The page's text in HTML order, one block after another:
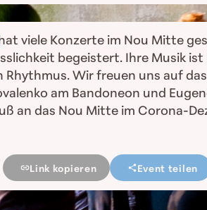
viele Konzerte im Nou Mitte
begeistert. Ihre Musik
Wir freuen uns auf
am Bandoneon und
an das Nou Mitte im Corona-
Link kopieren Event teilen